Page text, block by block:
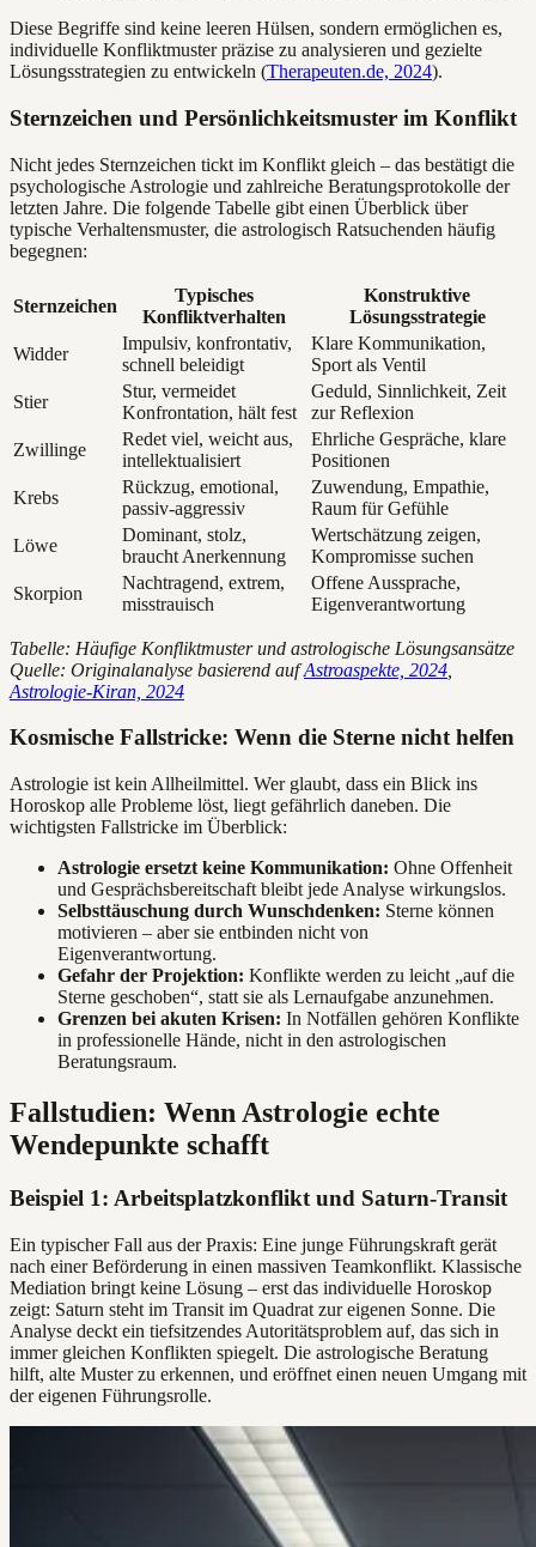
Diese Begriffe sind keine leeren Hülsen, sondern ermöglichen es,
individuelle Konfliktmuster präzise zu analysieren und gezielte
Lösungsstrategien zu entwickeln (Therapeuten.de, 2024).
Sternzeichen und Persönlichkeitsmuster im Konflikt
Nicht jedes Sternzeichen tickt im Konflikt gleich – das bestätigt die
psychologische Astrologie und zahlreiche Beratungsprotokolle der
letzten Jahre. Die folgende Tabelle gibt einen Überblick über
typische Verhaltensmuster, die astrologisch Ratsuchenden häufig
begegnen:
Sternzeichen
Typisches
Konfliktverhalten
Konstruktive
Lösungsstrategie
Widder
Impulsiv, konfrontativ,
schnell beleidigt
Klare Kommunikation,
Sport als Ventil
Stier
Stur, vermeidet
Konfrontation, hält fest
Geduld, Sinnlichkeit, Zeit
zur Reflexion
Zwillinge
Redet viel, weicht aus,
intellektualisiert
Ehrliche Gespräche, klare
Positionen
Krebs
Rückzug, emotional,
passiv-aggressiv
Zuwendung, Empathie,
Raum für Gefühle
Löwe
Dominant, stolz,
braucht Anerkennung
Wertschätzung zeigen,
Kompromisse suchen
Skorpion
Nachtragend, extrem,
misstrauisch
Offene Aussprache,
Eigenverantwortung
Tabelle: Häufige Konfliktmuster und astrologische Lösungsansätze
Quelle: Originalanalyse basierend aufAstroaspekte, 2024
Astrologie-Kiran, 2024
Kosmische Fallstricke: Wenn die Sterne nicht helfen
Astrologie ist kein Allheilmittel. Wer glaubt, dass ein Blick ins
Horoskop alle Probleme löst, liegt gefährlich daneben. Die
wichtigsten Fallstricke im Überblick:
Astrologie ersetzt keine Kommunikation: Ohne Offenheit
und Gesprächsbereitschaft bleibt jede Analyse wirkungslos.
Selbsttäuschung durch Wunschdenken: Sterne können
motivieren – aber sie entbinden nicht von
Eigenverantwortung.
Gefahr der Projektion: Konflikte werden zu leicht „auf die
Sterne geschoben“, statt sie als Lernaufgabe anzunehmen.
Grenzen bei akuten Krisen: In Notfällen gehören Konflikte
in professionelle Hände, nicht in den astrologischen
Beratungsraum.
Fallstudien: Wenn Astrologie echte
Wendepunkte schafft
Beispiel 1: Arbeitsplatzkonflikt und Saturn-Transit
Ein typischer Fall aus der Praxis: Eine junge Führungskraft gerät
nach einer Beförderung in einen massiven Teamkonflikt. Klassische
Mediation bringt keine Lösung – erst das individuelle Horoskop
zeigt: Saturn steht im Transit im Quadrat zur eigenen Sonne. Die
Analyse deckt ein tiefsitzendes Autoritätsproblem auf, das sich in
immer gleichen Konflikten spiegelt. Die astrologische Beratung
hilft, alte Muster zu erkennen, und eröffnet einen neuen Umgang mit
der eigenen Führungsrolle.